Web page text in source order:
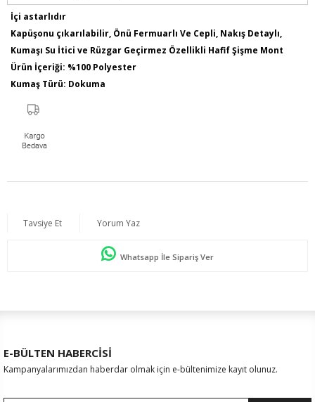
İçi astarlıdır
Kapüşonu çıkarılabilir, Önü Fermuarlı Ve Cepli, Nakış Detaylı,
Kumaşı Su İtici ve Rüzgar Geçirmez Özellikli Hafif Şişme Mont
Ürün İçeriği: %100 Polyester
Kumaş Türü: Dokuma
Numune Bedeni : 44
Ürün Boyu: 80 cm
Tavsiye Et Yorum Yaz
Whatsapp İle Sipariş Ver
E-BÜLTEN HABERCİSİ
Kampanyalarımızdan haberdar olmak için e-bültenimize kayıt olunuz.